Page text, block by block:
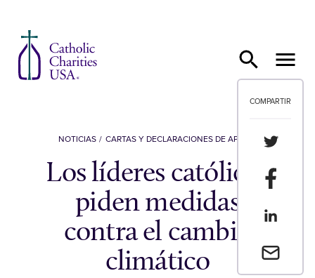
COMPARTIR
Envia un
NOTICIAS CARTAS Y DECLARACIONES DE APOYO
Los líderes católicos
piden medidas
contra el cambio
climático